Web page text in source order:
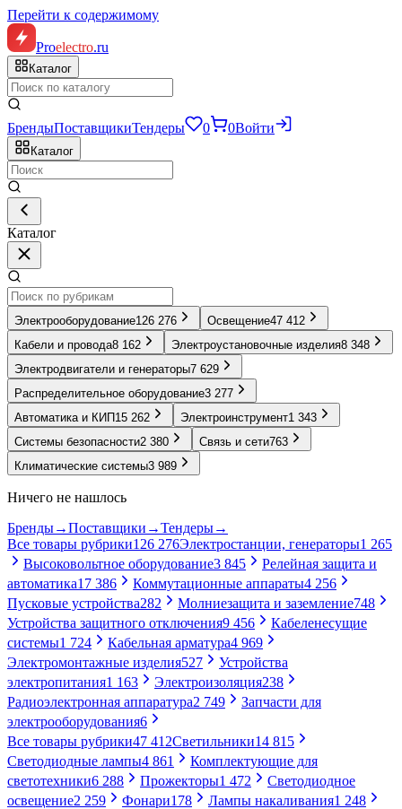
Перейти к содержимому
Proelectro.ru
Каталог
БрендыПоставщикиТендеры 0 0Войти
Каталог
Каталог
Электрооборудование126 276 Освещение47 412
Кабели и провода8 162 Электроустановочные изделия8 348
Электродвигатели и генераторы7 629
Распределительное оборудование3 277
Автоматика и КИП 15 262 Электроинструмент1 343
Системы безопасности2 380 Связь и сети763
Климатические системы3 989
Ничего не нашлось
Бренды→Поставщики →Тендеры→
Все товары рубрики126 276Электростанции, генераторы1 265
Высоковольтное оборудование3 845
Релейная защита и
автоматика17 386 Коммутационные аппараты4 256
Пусковые устройства282 Молниезащита и заземление748
Устройства защитного отключения9 456
Кабеленесущие
системы1 724 Кабельная арматура4 969
Электромонтажные изделия527
Устройства
электропитания1 163 Электроизоляция238
Радиоэлектронная аппаратура2 749
Запчасти для
электрооборудования6
Все товары рубрики47 412Светильники14 815
Светодиодные лампы4 861
Комплектующие для
светотехники6 288 Прожекторы1 472
Светодиодное
освещение2 259 Фонари178 Лампы накаливания1 248